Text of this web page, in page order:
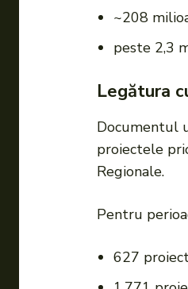
~208
peste 2,3
Legătura
Documentul
proiectele
Regionale.
Pentru
627